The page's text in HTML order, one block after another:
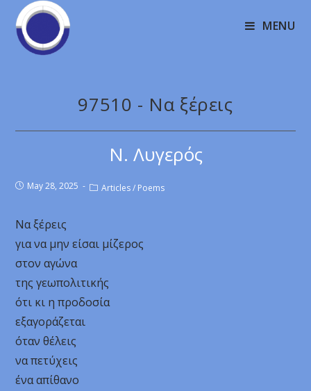
MENU
97510 - Να ξέρεις
Ν. Λυγερός
May 28, 2025 Articles / Poems
Να ξέρεις
για να μην είσαι μίζερος
στον αγώνα
της γεωπολιτικής
ότι κι η προδοσία
εξαγοράζεται
όταν θέλεις
να πετύχεις
ένα απίθανο